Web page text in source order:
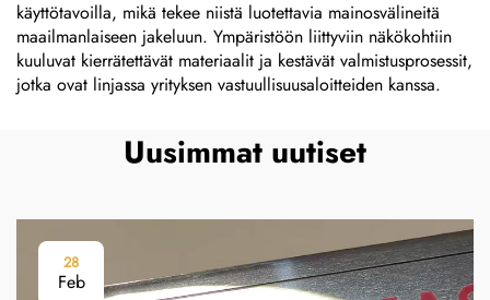
käyttötavoilla, mikä tekee niistä luotettavia mainosvälineitä
maailmanlaiseen jakeluun. Ympäristöön liittyviin näkökohtiin
kuuluvat kierrätettävät materiaalit ja kestävät valmistusprosessit,
jotka ovat linjassa yrityksen vastuullisuusaloitteiden kanssa.
Uusimmat uutiset
28
Feb